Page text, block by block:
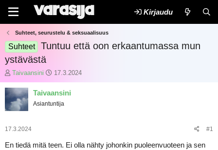
Kirjaudu
Suhteet, seurustelu & seksuaalisuus
Suhteet
Tuntuu että oon erkaantumassa mun
ystävästä
K
e
s
k
u
l
Taivaansini
A
l
o
t
ä
17.3.2024
Taivaansini
Asiantuntija
17.3.2024 #1
En tiedä mitä teen. Ei olla nähty johonkin puoleenvuoteen ja sen